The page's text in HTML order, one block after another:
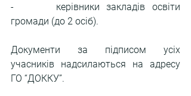
-      керівники закладів освіти
громади (до 2 осіб).
Документи за підписом усіх
учасників надсилаються на адресу
ГО “ДОККУ”.